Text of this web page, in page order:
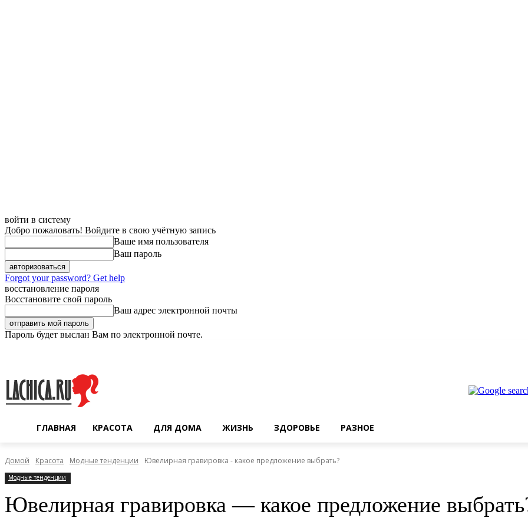
войти в систему
Добро пожаловать! Войдите в свою учётную запись
Ваше имя пользователя
Ваш пароль
Forgot your password? Get help
восстановление пароля
Восстановите свой пароль
Ваш адрес электронной почты
Пароль будет выслан Вам по электронной почте.
ГЛАВНАЯ КРАСОТА ДЛЯ ДОМА ЖИЗНЬ ЗДОРОВЬЕ РАЗНОЕ
Домой Красота Модные тенденции Ювелирная гравировка - какое предложение выбрать?
Модные тенденции
Ювелирная гравировка — какое предложение